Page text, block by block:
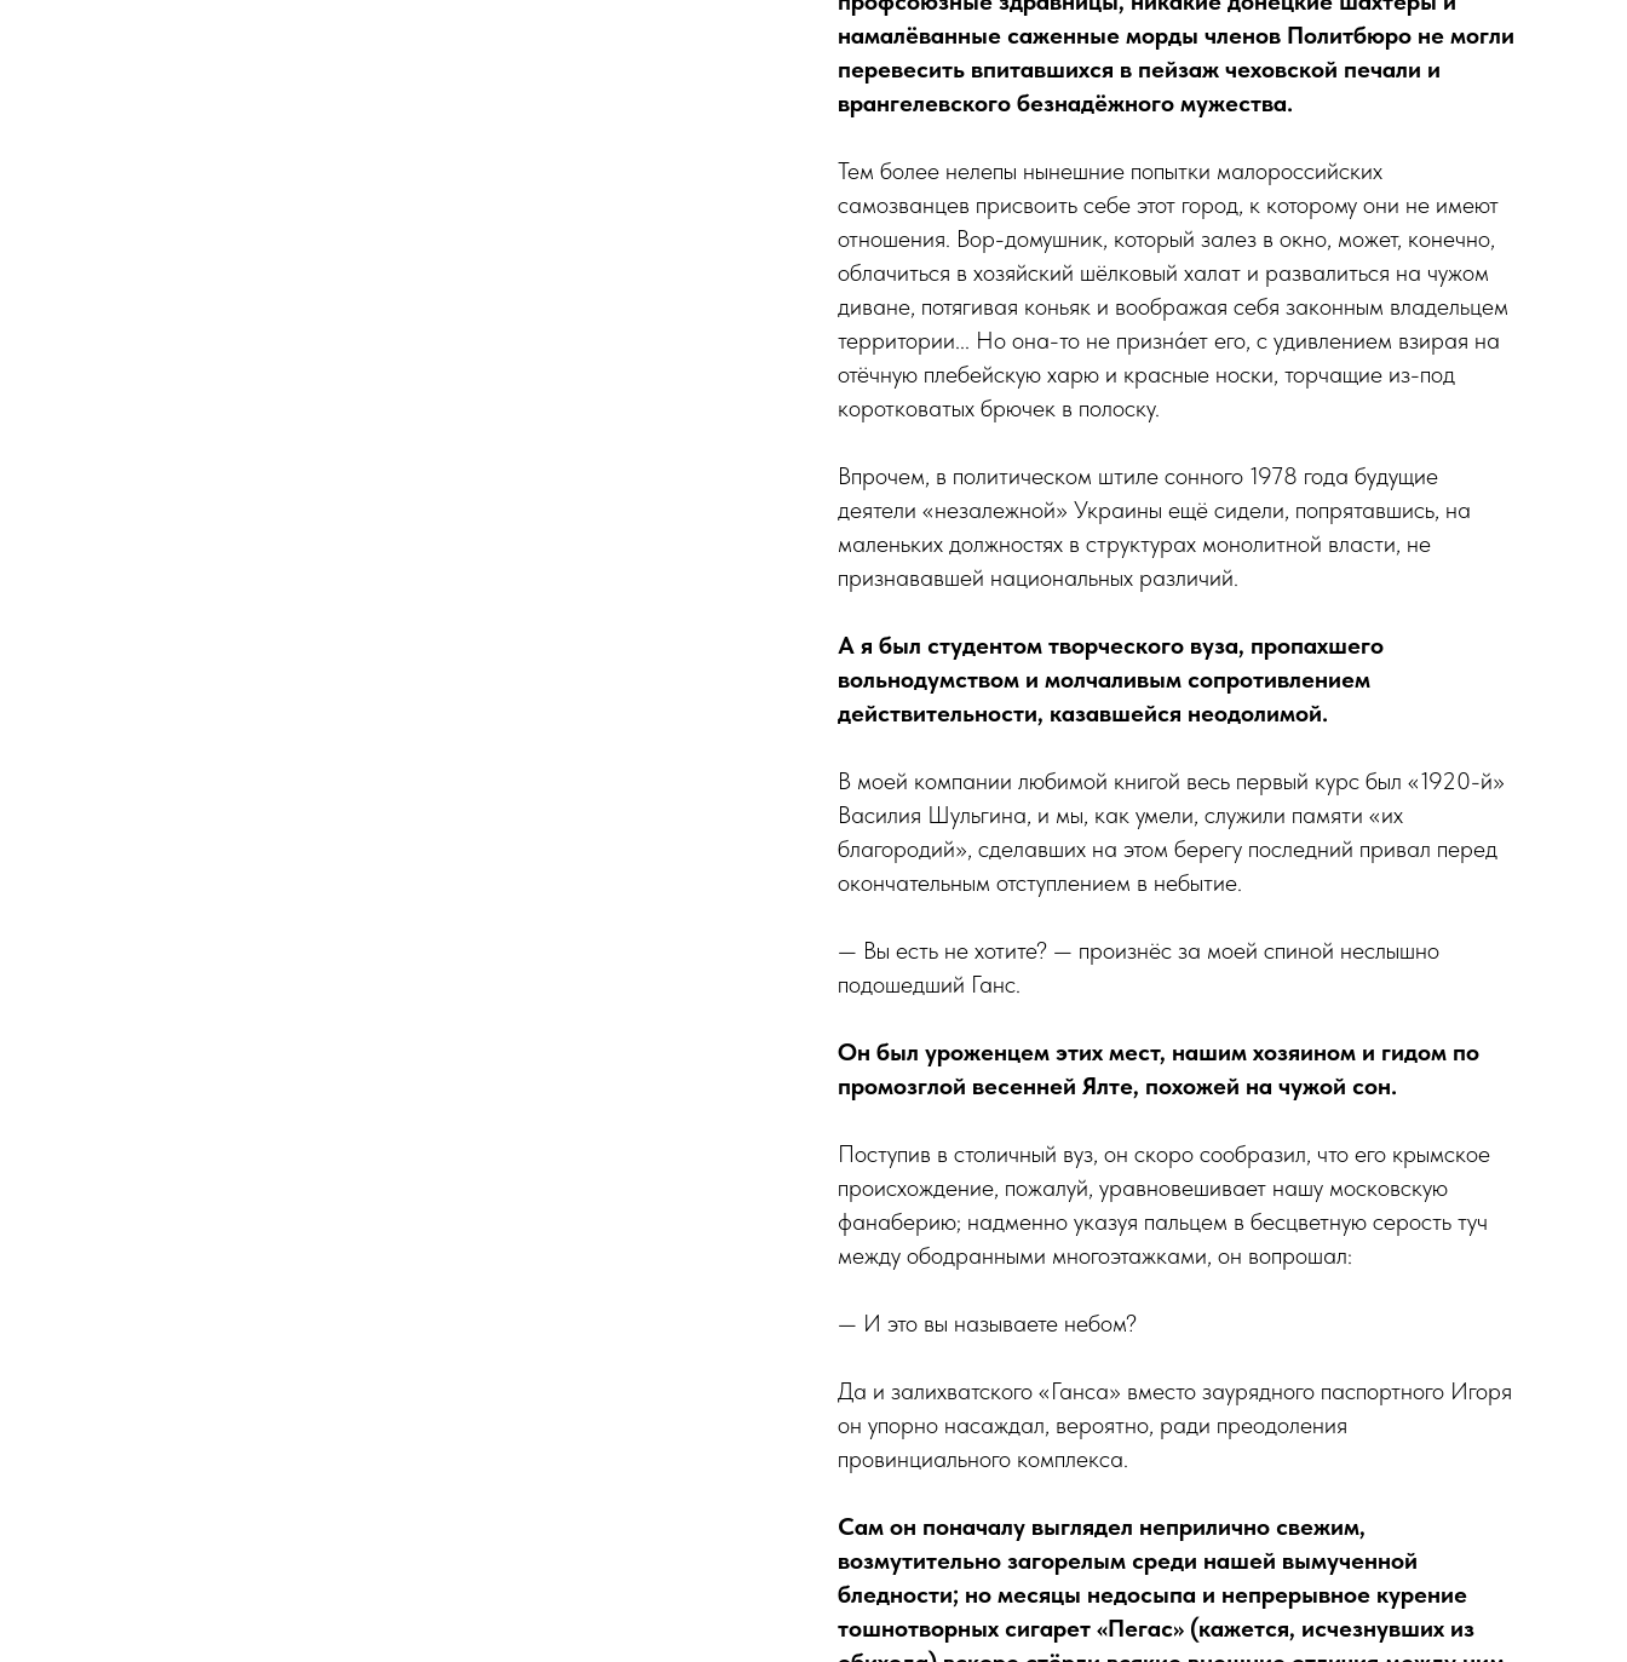
намалёванные саженные морды членов Политбюро не могли
перевесить впитавшихся в пейзаж чеховской печали и
врангелевского безнадёжного мужества.
Тем более нелепы нынешние попытки малороссийских
самозванцев присвоить себе этот город, к которому они не имеют
отношения. Вор-домушник, который залез в окно, может, конечно,
облачиться в хозяйский шёлковый халат и развалиться на чужом
диване, потягивая коньяк и воображая себя законным владельцем
территории... Но она-то не признáет его, с удивлением взирая на
отёчную плебейскую харю и красные носки, торчащие из-под
коротковатых брючек в полоску.
Впрочем, в политическом штиле сонного 1978 года будущие
деятели «незалежной» Украины ещё сидели, попрятавшись, на
маленьких должностях в структурах монолитной власти, не
признававшей национальных различий.
А я был студентом творческого вуза, пропахшего
вольнодумством и молчаливым сопротивлением
действительности, казавшейся неодолимой.
В моей компании любимой книгой весь первый курс был «1920-й»
Василия Шульгина, и мы, как умели, служили памяти «их
благородий», сделавших на этом берегу последний привал перед
окончательным отступлением в небытие.
— Вы есть не хотите? — произнёс за моей спиной неслышно
подошедший Ганс.
Он был уроженцем этих мест, нашим хозяином и гидом по
промозглой весенней Ялте, похожей на чужой сон.
Поступив в столичный вуз, он скоро сообразил, что его крымское
происхождение, пожалуй, уравновешивает нашу московскую
фанаберию; надменно указуя пальцем в бесцветную серость туч
между ободранными многоэтажками, он вопрошал:
— И это вы называете небом?
Да и залихватского «Ганса» вместо заурядного паспортного Игоря
он упорно насаждал, вероятно, ради преодоления
провинциального комплекса.
Сам он поначалу выглядел неприлично свежим,
возмутительно загорелым среди нашей вымученной
бледности; но месяцы недосыпа и непрерывное курение
тошнотворных сигарет «Пегас» (кажется, исчезнувших из